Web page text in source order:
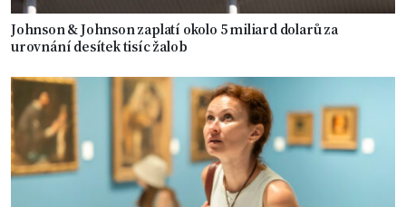
Johnson & Johnson zaplatí okolo 5 miliard dolarů za
urovnání desítek tisíc žalob